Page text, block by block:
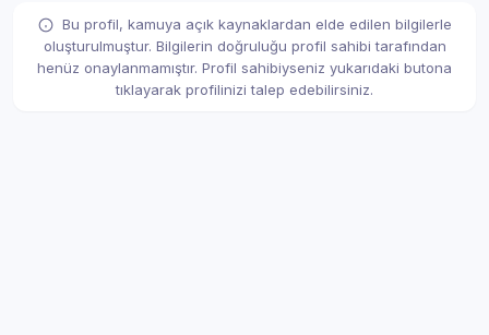
Bu profil, kamuya açık kaynaklardan elde edilen bilgilerle
oluşturulmuştur. Bilgilerin doğruluğu profil sahibi tarafından
henüz onaylanmamıştır. Profil sahibiyseniz yukarıdaki butona
tıklayarak profilinizi talep edebilirsiniz.